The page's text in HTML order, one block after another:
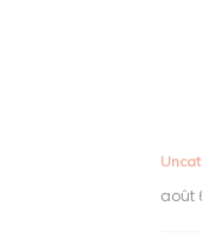
août